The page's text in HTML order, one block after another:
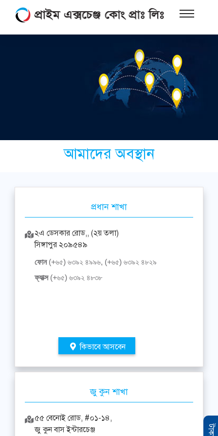
আমাদের অবস্থান
প্রধান শাখা
২এ ডেসকার রোড,, (২য় তলা)
সিঙ্গাপুর ২০৯৫৪৯
ফোন (+৬৫) ৬৩৯২ ৪৯৯৬, (+৬৫) ৬৩৯২ ৪৮২৯
ফ্যাক্স (+৬৫) ৬৩৯২ ৪৮৩৮
কিভাবে আসবেন
জু কুন শাখা
৫৫ বেনোই রোড, #০১-১৪,
জু কুন বাস ইন্টারচেঞ্জ